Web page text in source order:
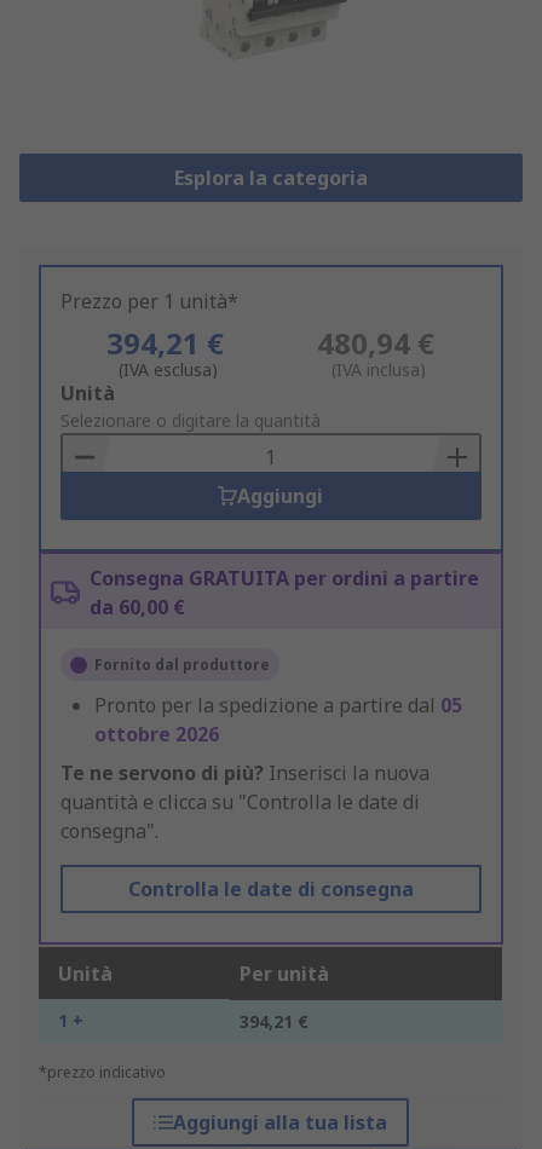
Esplora la categoria
Prezzo per 1 unità*
394,21 €
(IVA esclusa)
480,94 €
(IVA inclusa)
Add
to
Basket
Unità
Selezionare o digitare la quantità
Aggiungi
Consegna GRATUITA per ordini a partire
da 60,00 €
Fornito dal produttore
Pronto per la spedizione a partire dal 05
ottobre 2026
Te ne servono di più? Inserisci la nuova
quantità e clicca su "Controlla le date di
consegna".
Controlla le date di consegna
Unità Per unità
1 + 394,21 €
*prezzo indicativo
Aggiungi alla tua lista